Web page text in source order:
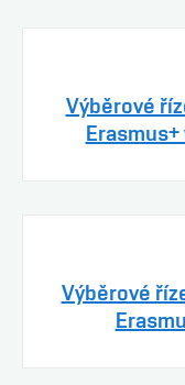
Výběrové
Erasmus+
Výběrové